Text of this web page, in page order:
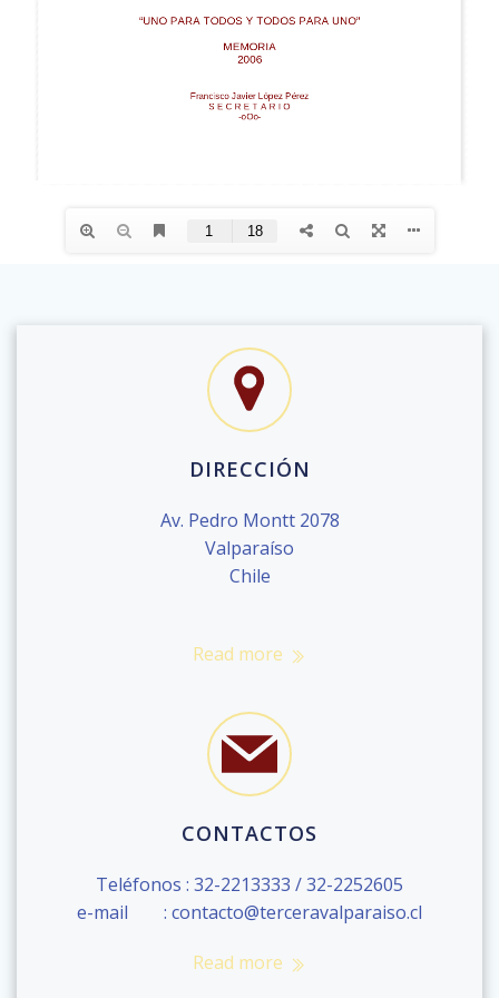
DIRECCIÓN
Av. Pedro Montt 2078
Valparaíso
Chile
Read more
CONTACTOS
Teléfonos : 32-2213333 / 32-2252605
e-mail : contacto@terceravalparaiso.cl
Read more